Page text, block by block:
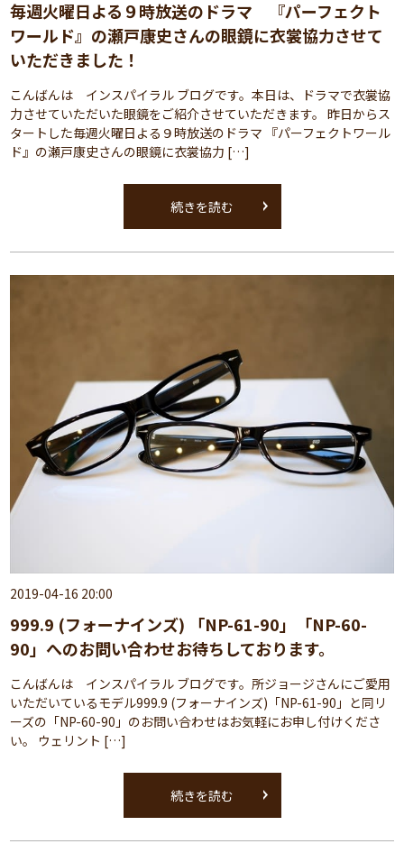
毎週火曜日よる９時放送のドラマ 『パーフェクト
ワールド』の瀬戸康史さんの眼鏡に衣裳協力させて
いただきました！
こんばんは インスパイラル ブログです。本日は、ドラマで衣裳協
力させていただいた眼鏡をご紹介させていただきます。 昨日からス
タートした毎週火曜日よる９時放送のドラマ 『パーフェクトワール
ド』の瀬戸康史さんの眼鏡に衣裳協力 […]
続きを読む
2019-04-16 20:00
999.9 (フォーナインズ) 「NP-61-90」「NP-60-
90」へのお問い合わせお待ちしております。
こんばんは インスパイラル ブログです。所ジョージさんにご愛用
いただいているモデル999.9 (フォーナインズ)「NP-61-90」と同リ
ーズの「NP-60-90」のお問い合わせはお気軽にお申し付けくださ
い。 ウェリント […]
続きを読む